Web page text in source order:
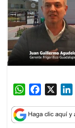
W
a
t
c
e